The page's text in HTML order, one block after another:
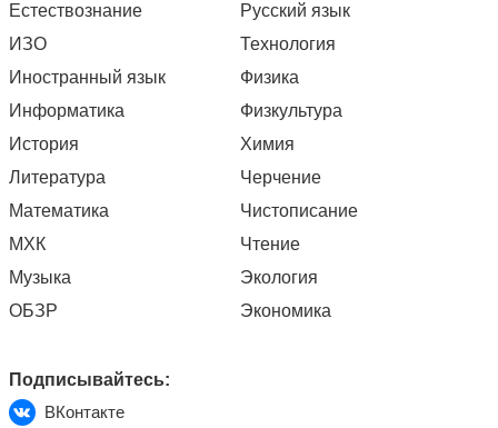
Естествознание
ИЗО
Иностранный язык
Информатика
История
Литература
Математика
МХК
Музыка
ОБЗР
Русский язык
Технология
Физика
Физкультура
Химия
Черчение
Чистописание
Чтение
Экология
Экономика
Подписывайтесь:
ВКонтакте